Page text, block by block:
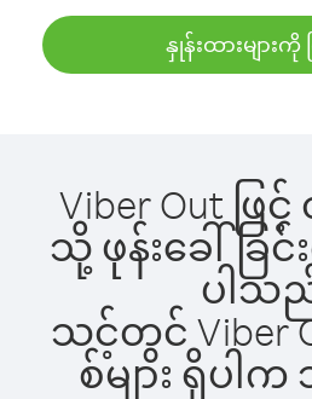
နှုန်းထားများကို
Viber Out ဖ
သို့ ဖုန်းခေါ်ခ
ပါသ
သင့်တွင် Viber
စ်များ ရှိပ